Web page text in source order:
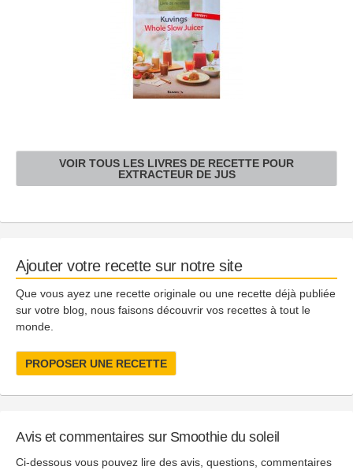
VOIR TOUS LES LIVRES DE RECETTE POUR
EXTRACTEUR DE JUS
Ajouter votre recette sur notre site
Que vous ayez une recette originale ou une recette déjà publiée
sur votre blog, nous faisons découvrir vos recettes à tout le
monde.
PROPOSER UNE RECETTE
Avis et commentaires sur Smoothie du soleil
Ci-dessous vous pouvez lire des avis, questions, commentaires